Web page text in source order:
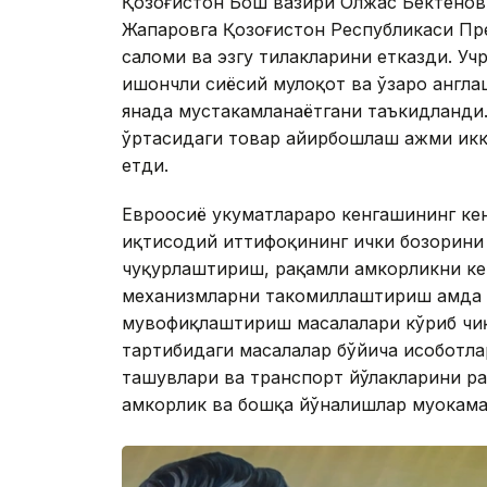
Жапаровга Қозоғистон Республикаси
саломи ва эзгу тилакларини етказди.
ишончли сиёсий мулоқот ва ўзаро
янада мустаҳкамланаётгани
ўртасидаги товар айирбошлаш ҳажми
етди.
Евроосиё ҳукуматлараро кенгашининг
иқтисодий иттифоқининг ички
чуқурлаштириш, рақамли ҳамкорликни
механизмларни такомиллаштириш
мувофиқлаштириш масалалари кўриб
тартибидаги масалалар бўйича
ташувлари ва транспорт йўлакларини
ҳамкорлик ва бошқа йўналишлар